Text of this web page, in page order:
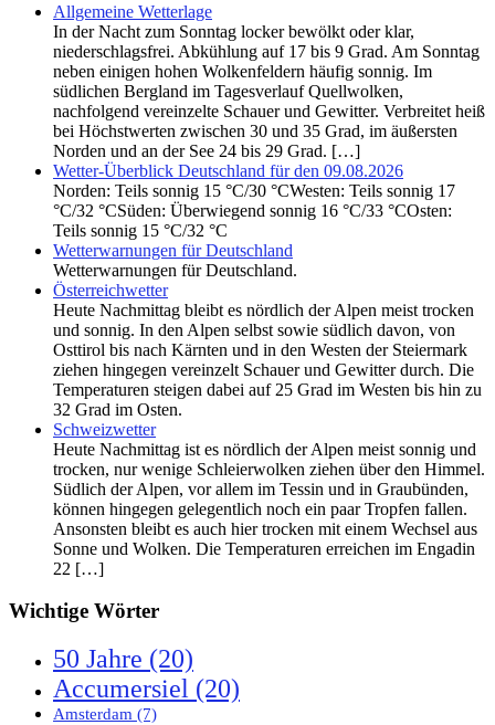
Allgemeine Wetterlage
In der Nacht zum Sonntag locker bewölkt oder klar,
niederschlagsfrei. Abkühlung auf 17 bis 9 Grad. Am Sonntag
neben einigen hohen Wolkenfeldern häufig sonnig. Im
südlichen Bergland im Tagesverlauf Quellwolken,
nachfolgend vereinzelte Schauer und Gewitter. Verbreitet heiß
bei Höchstwerten zwischen 30 und 35 Grad, im äußersten
Norden und an der See 24 bis 29 Grad. […]
Wetter-Überblick Deutschland für den 09.08.2026
Norden: Teils sonnig 15 °C/30 °CWesten: Teils sonnig 17
°C/32 °CSüden: Überwiegend sonnig 16 °C/33 °COsten:
Teils sonnig 15 °C/32 °C
Wetterwarnungen für Deutschland
Wetterwarnungen für Deutschland.
Österreichwetter
Heute Nachmittag bleibt es nördlich der Alpen meist trocken
und sonnig. In den Alpen selbst sowie südlich davon, von
Osttirol bis nach Kärnten und in den Westen der Steiermark
ziehen hingegen vereinzelt Schauer und Gewitter durch. Die
Temperaturen steigen dabei auf 25 Grad im Westen bis hin zu
32 Grad im Osten.
Schweizwetter
Heute Nachmittag ist es nördlich der Alpen meist sonnig und
trocken, nur wenige Schleierwolken ziehen über den Himmel.
Südlich der Alpen, vor allem im Tessin und in Graubünden,
können hingegen gelegentlich noch ein paar Tropfen fallen.
Ansonsten bleibt es auch hier trocken mit einem Wechsel aus
Sonne und Wolken. Die Temperaturen erreichen im Engadin
22 […]
Wichtige Wörter
50 Jahre (20)
Accumersiel (20)
Amsterdam (7)